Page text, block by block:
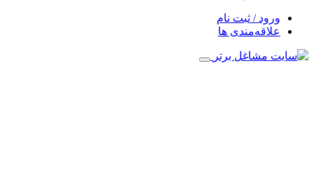
ورود / ثبت نام
علاقه‌مندی ها